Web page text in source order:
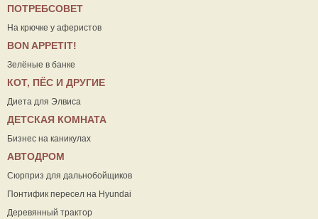
ПОТРЕБСОВЕТ
На крючке у аферистов
ВON APPETIT!
Зелёные в банке
КОТ, ПЁС И ДРУГИЕ
Диета для Элвиса
ДЕТСКАЯ КОМНАТА
Бизнес на каникулах
АВТОДРОМ
Сюрприз для дальнобойщиков
Понтифик пересел на Hyundai
Деревянный трактор